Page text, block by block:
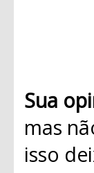
Sua
mas
isso